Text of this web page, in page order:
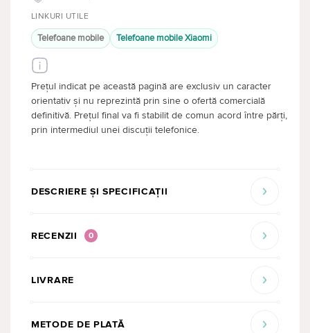
LINKURI UTILE
Telefoane mobile Telefoane mobile Xiaomi
Prețul indicat pe această pagină are exclusiv un caracter
orientativ și nu reprezintă prin sine o ofertă comercială
definitivă. Prețul final va fi stabilit de comun acord între părți,
prin intermediul unei discuții telefonice.
DESCRIERE ȘI SPECIFICAȚII
RECENZII 0
LIVRARE
METODE DE PLATĂ